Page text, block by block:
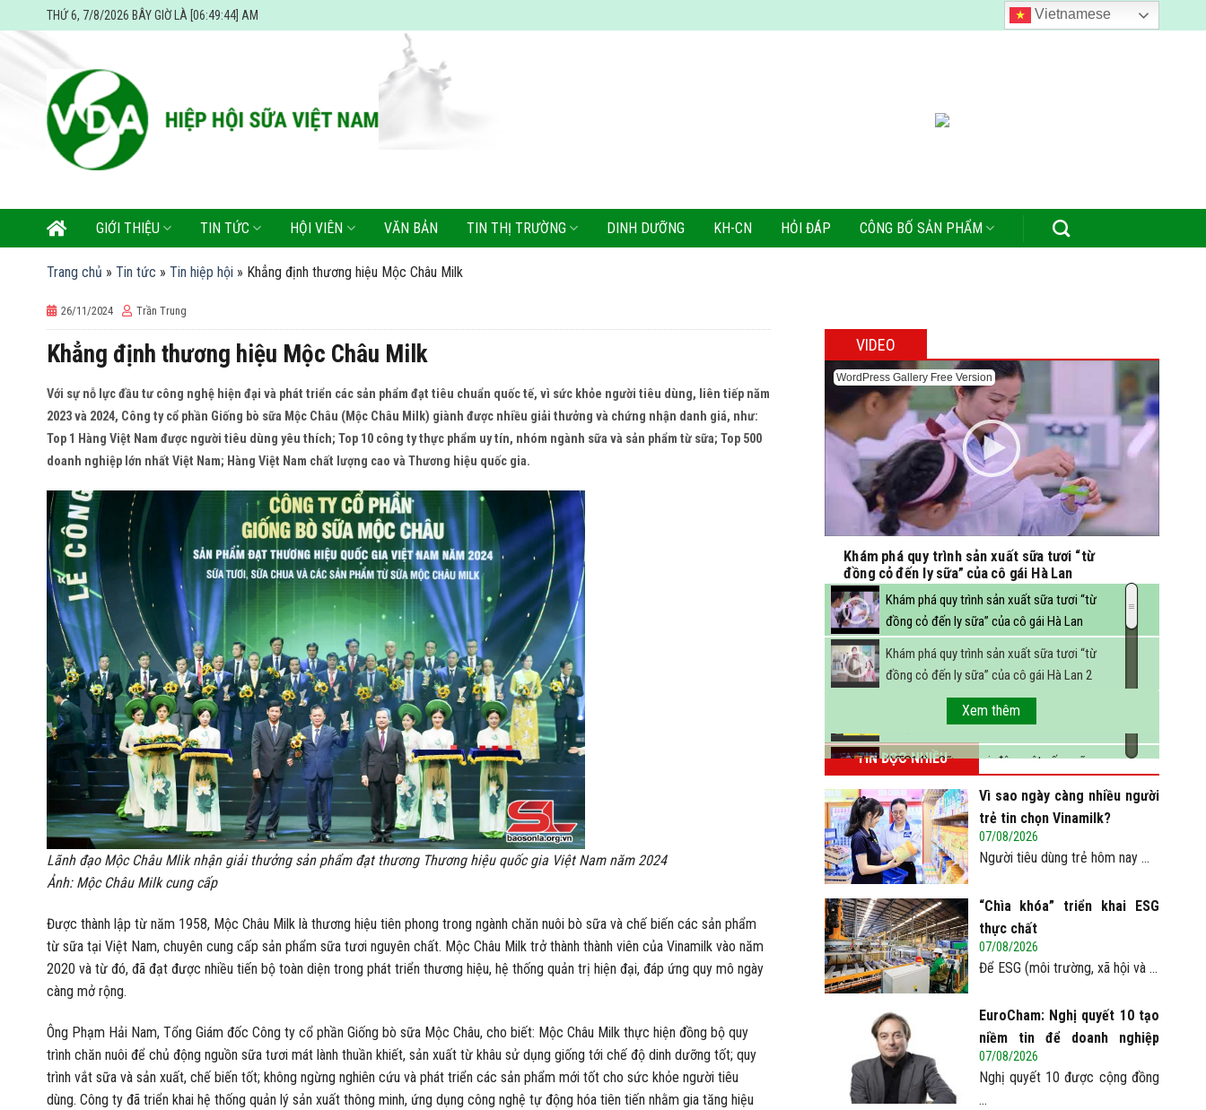
to
THỨ 6, 7/8/2026 BÂY GIỜ LÀ [06:49:45] AM Vietnamese
GIỚI THIỆU TIN TỨC HỘI VIÊN VĂN BẢN TIN THỊ TRƯỜNG DINH DƯỠNG KH-CN HỎI ĐÁP CÔNG BỐ SẢN PHẨM
Trang chủ » Tin tức » Tin hiệp hội » Khẳng định thương hiệu Mộc Châu Milk
26/11/2024 Trần Trung
Khẳng định thương hiệu Mộc Châu Milk
Với sự nỗ lực đầu tư công nghệ hiện đại và phát triển các sản phẩm đạt tiêu chuẩn quốc tế, vì sức khỏe người tiêu dùng, liên tiếp năm
2023 và 2024, Công ty cổ phần Giống bò sữa Mộc Châu (Mộc Châu Milk) giành được nhiều giải thưởng và chứng nhận danh giá, như:
Top 1 Hàng Việt Nam được người tiêu dùng yêu thích; Top 10 công ty thực phẩm uy tín, nhóm ngành sữa và sản phẩm từ sữa; Top 500
doanh nghiệp lớn nhất Việt Nam; Hàng Việt Nam chất lượng cao và Thương hiệu quốc gia.
Lãnh đạo Mộc Châu Mlik nhận giải thưởng sản phẩm đạt thương Thương hiệu quốc gia Việt Nam năm 2024
Ảnh: Mộc Châu Milk cung cấp
Được thành lập từ năm 1958, Mộc Châu Milk là thương hiệu tiên phong trong ngành chăn nuôi bò sữa và chế biến các sản phẩm
từ sữa tại Việt Nam, chuyên cung cấp sản phẩm sữa tươi nguyên chất. Mộc Châu Milk trở thành thành viên của Vinamilk vào năm
2020 và từ đó, đã đạt được nhiều tiến bộ toàn diện trong phát triển thương hiệu, hệ thống quản trị hiện đại, đáp ứng quy mô ngày
càng mở rộng.
Ông Phạm Hải Nam, Tổng Giám đốc Công ty cổ phần Giống bò sữa Mộc Châu, cho biết: Mộc Châu Milk thực hiện đồng bộ quy
trình chăn nuôi để chủ động nguồn sữa tươi mát lành thuần khiết, sản xuất từ khâu sử dụng giống tới chế độ dinh dưỡng tốt; quy
trình vắt sữa và sản xuất, chế biến tốt; không ngừng nghiên cứu và phát triển các sản phẩm mới tốt cho sức khỏe người tiêu
dùng. Công ty đã triển khai hệ thống quản lý sản xuất thông minh, ứng dụng công nghệ tự động hóa tiên tiến nhằm gia tăng hiệu
VIDEO
WordPress Gallery Free Version
Khám phá quy trình sản xuất sữa tươi “từ
đồng cỏ đến ly sữa” của cô gái Hà Lan
Khám phá quy trình sản xuất sữa tươi “từ
đồng cỏ đến ly sữa” của cô gái Hà Lan
Khám phá quy trình sản xuất sữa tươi “từ
đồng cỏ đến ly sữa” của cô gái Hà Lan 2
FBNC - Ngành sữa hướng tới mục tiêu 3,4 tỷ
lít sữa vào năm 2025
(VTC14) - Sữa ngoại, động vật sống sẽ
Xem thêm
TIN ĐỌC NHIỀU
Vì sao ngày càng nhiều người
trẻ tin chọn Vinamilk?
07/08/2026
Người tiêu dùng trẻ hôm nay ...
“Chìa khóa” triển khai ESG
thực chất
07/08/2026
Để ESG (môi trường, xã hội và ...
EuroCham: Nghị quyết 10 tạo
niềm tin để doanh nghiệp
châu Âu mở rộng đầu tư tại
Việt Nam
07/08/2026
Nghị quyết 10 được cộng đồng
...